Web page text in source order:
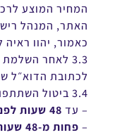
המחיר המוצע
האתר, המנהל
כאמור, יהוו
3.3 לאחר
לכתובת הדוא״ל
3.4 ביטול השתתפות בסדנה יתאפשר בהודעה מראש:
– עד 48 שעות לפני מועד הסדנה
– פחות מ-48 שעות לפני מועד הסדנה